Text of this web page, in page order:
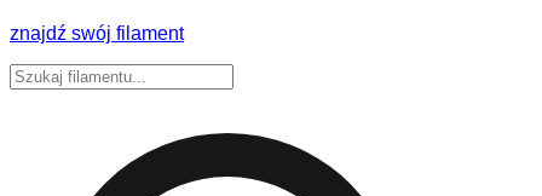
znajdź swój filament